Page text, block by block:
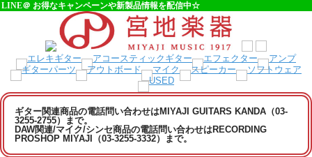
LINE＠ お得なキャンペーンや新製品情報を配信中☆
ギター関連商品の電話問い合わせはMIYAJI GUITARS KANDA（03-
3255-2755）まで。
DAW関連/マイク/シンセ商品の電話問い合わせはRECORDING
PROSHOP MIYAJI（03-3255-3332）まで。